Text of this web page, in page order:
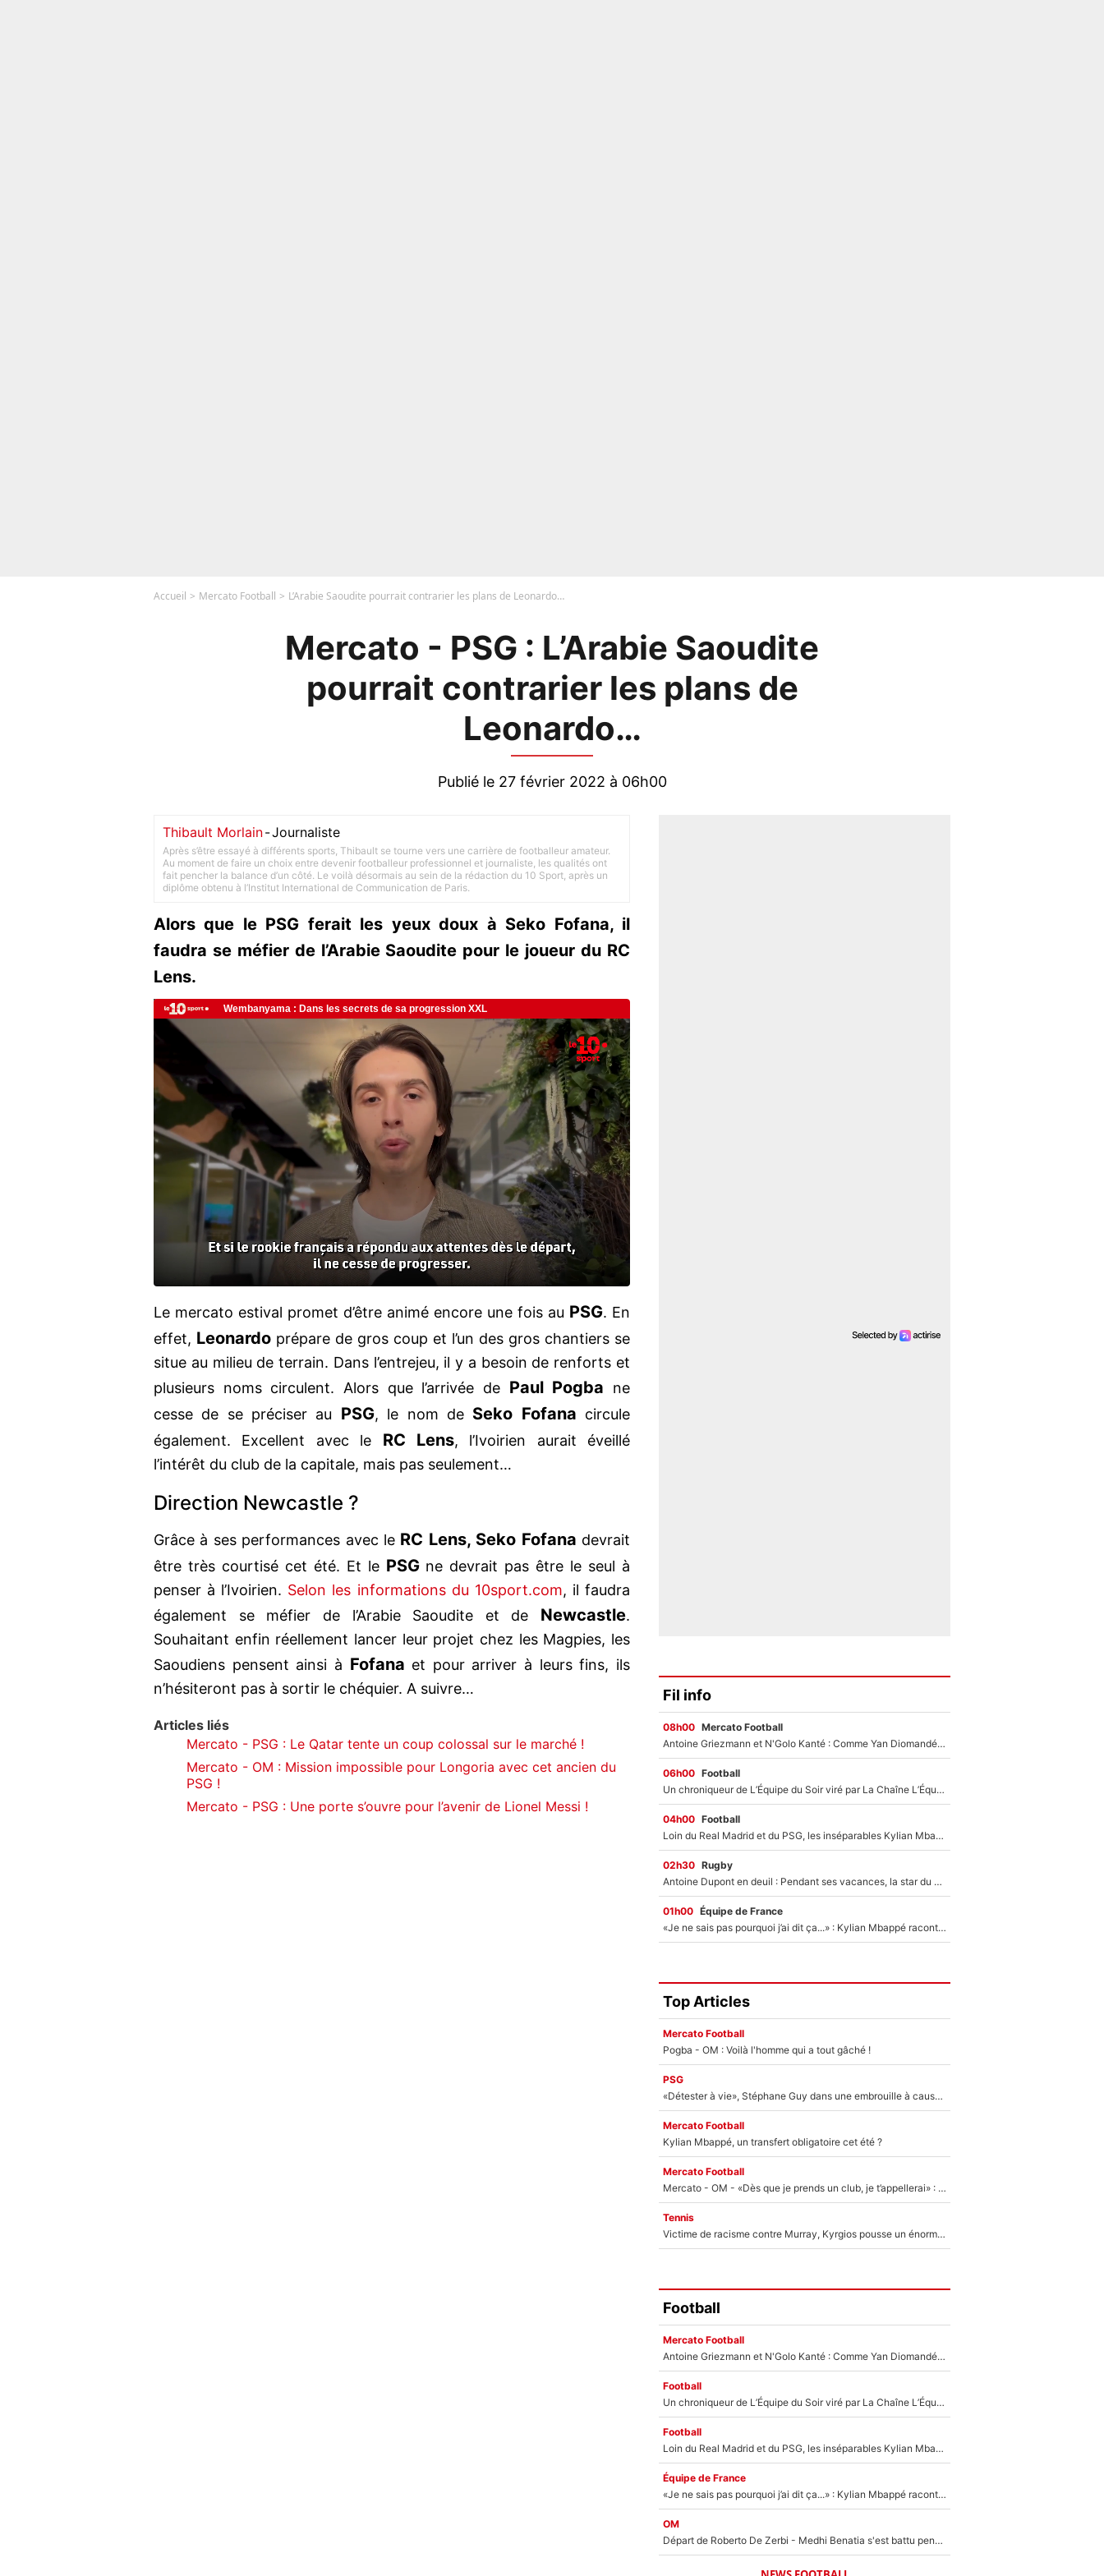
Accueil Mercato Football L’Arabie Saoudite pourrait contrarier les plans de Leonardo…
Mercato - PSG : L’Arabie Saoudite
pourrait contrarier les plans de
Leonardo…
Publié le 27 février 2022 à 06h00
Thibault Morlain-Journaliste
Après s’être essayé à différents sports, Thibault se tourne vers une carrière de footballeur amateur.
Au moment de faire un choix entre devenir footballeur professionnel et journaliste, les qualités ont
fait pencher la balance d’un côté. Le voilà désormais au sein de la rédaction du 10 Sport, après un
diplôme obtenu à l’Institut International de Communication de Paris.
Alors que le PSG ferait les yeux doux à Seko Fofana, il
faudra se méfier de l’Arabie Saoudite pour le joueur du RC
Lens.
Le mercato estival promet d’être animé encore une fois au PSG. En
effet, Leonardo prépare de gros coup et l’un des gros chantiers se
situe au milieu de terrain. Dans l’entrejeu, il y a besoin de renforts et
plusieurs noms circulent. Alors que l’arrivée de Paul Pogba ne
cesse de se préciser au PSG, le nom de Seko Fofana circule
également. Excellent avec le RC Lens, l’Ivoirien aurait éveillé
l’intérêt du club de la capitale, mais pas seulement…
Direction Newcastle ?
Grâce à ses performances avec le RC Lens, Seko Fofana devrait
être très courtisé cet été. Et le PSGne devrait pas être le seul à
penser à l’Ivoirien. Selon les informations du 10sport.com, il faudra
également se méfier de l’Arabie Saoudite et de Newcastle.
Souhaitant enfin réellement lancer leur projet chez les Magpies, les
Saoudiens pensent ainsi à Fofana et pour arriver à leurs fins, ils
n’hésiteront pas à sortir le chéquier. A suivre…
Articles liés
Mercato - PSG : Le Qatar tente un coup colossal sur le marché !
Mercato - OM : Mission impossible pour Longoria avec cet ancien du
PSG !
Mercato - PSG : Une porte s’ouvre pour l’avenir de Lionel Messi !
Fil info
08h00 Mercato Football
Antoine Griezmann et N'Golo Kanté : Comme Yan Diomandé, les deux champions du monde ont refusé de signer au PSG !
06h00 Football
Un chroniqueur de L’Équipe du Soir viré par La Chaîne L’Équipe : Même Olivier Ménard n’avait pas pu empêcher son départ, «je l’ai appris sur Twitter, je l’ai vécu assez mal»
04h00 Football
Loin du Real Madrid et du PSG, les inséparables Kylian Mbappé et Achraf Hakimi changent d'équipe le temps d'une journée !
02h30 Rugby
Antoine Dupont en deuil : Pendant ses vacances, la star du XV de France a perdu sa grand-mère
01h00 Équipe de France
«Je ne sais pas pourquoi j’ai dit ça...» : Kylian Mbappé raconte sa première rencontre avec Zinédine Zidane (et c’est très drôle)
Top Articles
Mercato Football
Pogba - OM : Voilà l'homme qui a tout gâché !
PSG
«Détester à vie», Stéphane Guy dans une embrouille à cause du PSG !
Mercato Football
Kylian Mbappé, un transfert obligatoire cet été ?
Mercato Football
Mercato - OM - «Dès que je prends un club, je t’appellerai» : La promesse de Marcelino au moment de claquer la porte
Tennis
Victime de racisme contre Murray, Kyrgios pousse un énorme coup de gueule !
Football
Mercato Football
Antoine Griezmann et N'Golo Kanté : Comme Yan Diomandé, les deux champions du monde ont refusé de signer au PSG !
Football
Un chroniqueur de L’Équipe du Soir viré par La Chaîne L’Équipe : Même Olivier Ménard n’avait pas pu empêcher son départ, «je l’ai appris sur Twitter, je l’ai vécu assez mal»
Football
Loin du Real Madrid et du PSG, les inséparables Kylian Mbappé et Achraf Hakimi changent d'équipe le temps d'une journée !
Équipe de France
«Je ne sais pas pourquoi j’ai dit ça...» : Kylian Mbappé raconte sa première rencontre avec Zinédine Zidane (et c’est très drôle)
OM
Départ de Roberto De Zerbi - Medhi Benatia s'est battu pendant six mois pour le retenir à l'OM, le PSG a été le naufrage de trop : «Je pars avec toi»